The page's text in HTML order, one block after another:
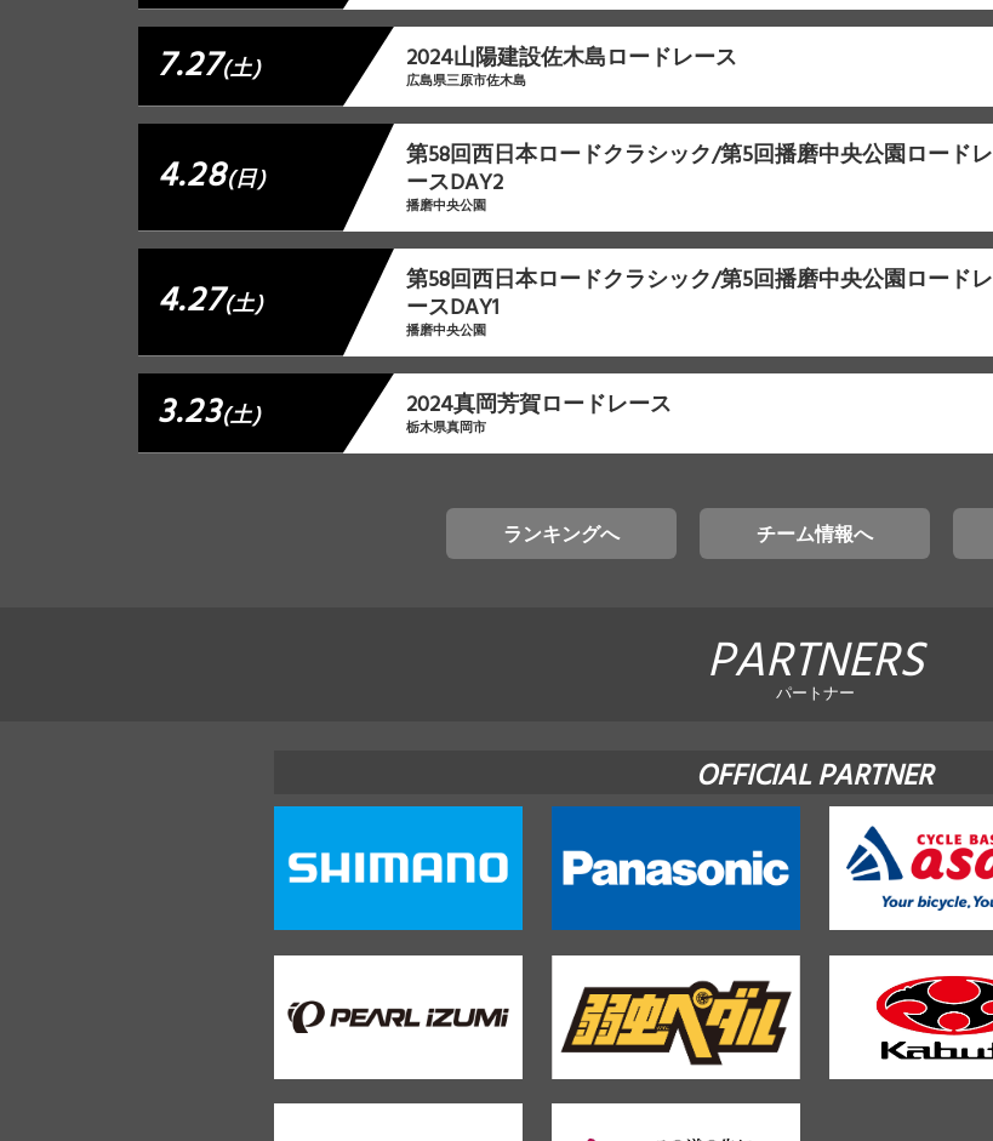
7.27(土) 2024山陽建設佐木島ロードレース
広島県三原市佐木島
4.28(日)
第58回西日本ロードクラシック/第5回播磨中央公園ロードレ
ースDAY2
播磨中央公園
4.27(土)
第58回西日本ロードクラシック/第5回播磨中央公園ロードレ
ースDAY1
播磨中央公園
3.23(土) 2024真岡芳賀ロードレース
栃木県真岡市
ランキングへ チーム情報へ
PARTNERS
パートナー
OFFICIAL PARTNER